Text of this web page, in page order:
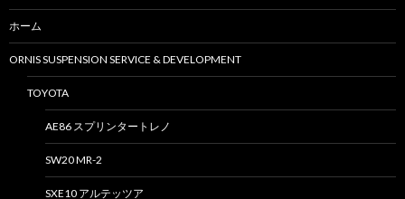
ホーム
ORNIS SUSPENSION SERVICE & DEVELOPMENT
TOYOTA
AE86 スプリンタートレノ
SW20 MR-2
SXE10 アルテッツア